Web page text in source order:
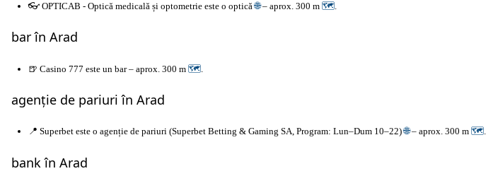
👓 OPTICAB - Optică medicală și optometrie este o optică🌐– aprox. 300 m 🗺.
bar în Arad
🍺 Casino 777 este un bar – aprox. 300 m 🗺
agenție de pariuri în Arad
📍 Superbet este o agenție de pariuri (Superbet Betting & Gaming SA, Program: Lun–Dum 10–22)🌐– aprox. 300 m 🗺.
bank în Arad